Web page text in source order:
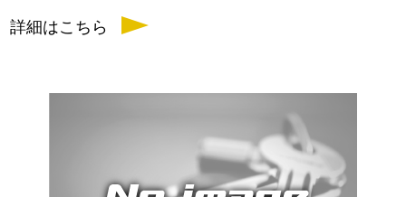
詳細はこちら